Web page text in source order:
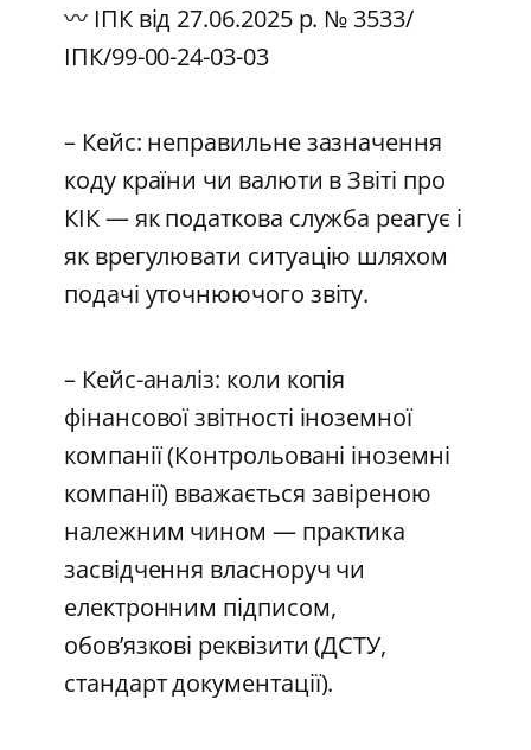
〰️ ІПК від 27.06.2025 р. № 3533/
ІПК/99-00-24-03-03
– Кейс: неправильне зазначення
коду країни чи валюти в Звіті про
КІК — як податкова служба реагує і
як врегулювати ситуацію шляхом
подачі уточнюючого звіту.
– Кейс-аналіз: коли копія
фінансової звітності іноземної
компанії (Контрольовані іноземні
компанії) вважається завіреною
належним чином — практика
засвідчення власноруч чи
електронним підписом,
обов’язкові реквізити (ДСТУ,
стандарт документації).